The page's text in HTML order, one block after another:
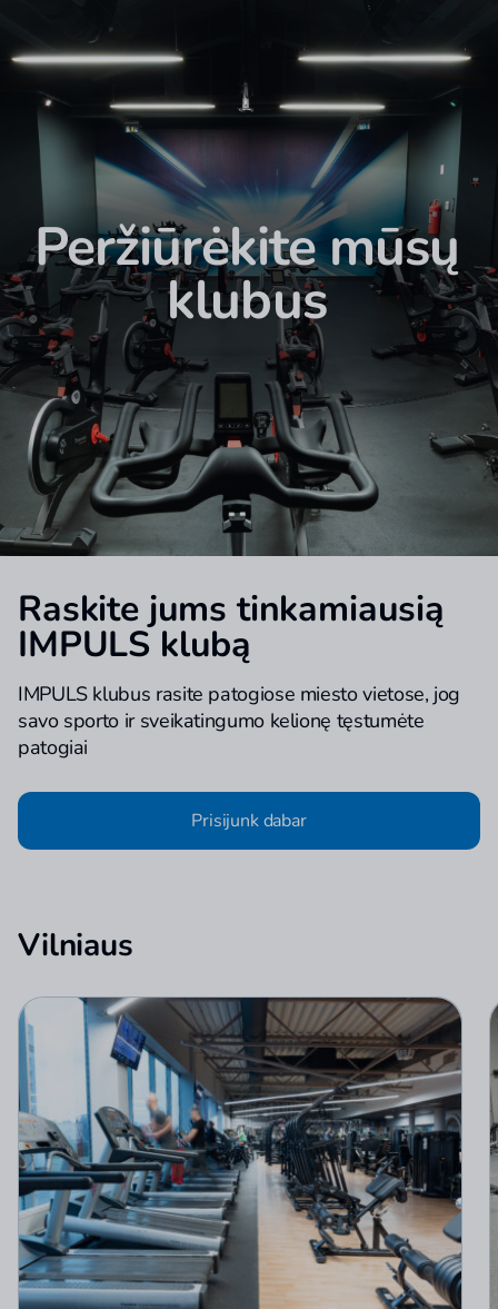
Peržiūrėkite mūsų
klubus
Raskite jums tinkamiausią
IMPULS klubą
IMPULS klubus rasite patogiose miesto vietose, jog
savo sporto ir sveikatingumo kelionę tęstumėte
patogiai
Prisijunk dabar
Vilniaus